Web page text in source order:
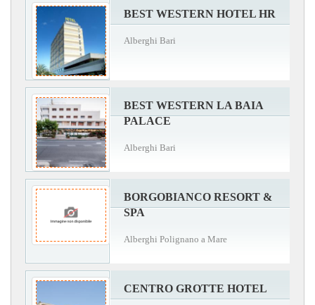
BEST WESTERN HOTEL HR
Alberghi Bari
BEST WESTERN LA BAIA
PALACE
Alberghi Bari
BORGOBIANCO RESORT &
SPA
Alberghi Polignano a Mare
CENTRO GROTTE HOTEL